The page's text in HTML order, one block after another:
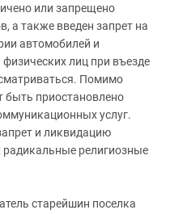
или запрещено
а также введен запрет на
автомобилей и
лиц при въезде
Помимо
быть приостановлено
услуг.
и ликвидацию
религиозные
старейшин поселка